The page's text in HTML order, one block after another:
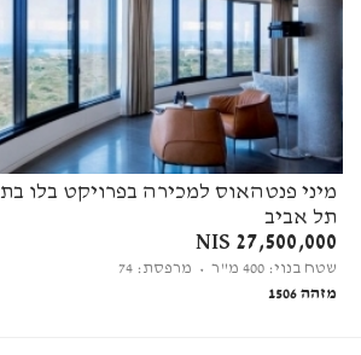
מיני פנטהאוס למכירה בפרויקט בלו בת
תל אביב
27,500,000 NIS
שטח בנוי: 400 מ"ר
• מרפסת: 74
מזהה 1506